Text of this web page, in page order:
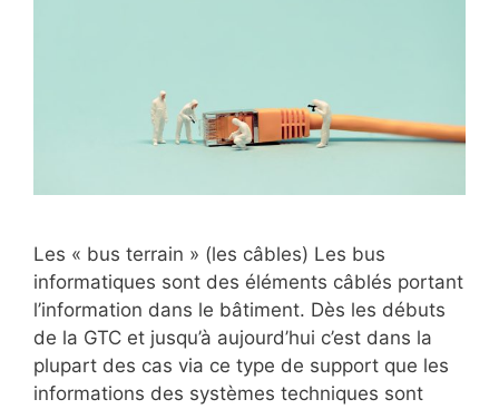
Les « bus terrain » (les câbles) Les bus
informatiques sont des éléments câblés portant
l’information dans le bâtiment. Dès les débuts
de la GTC et jusqu’à aujourd’hui c’est dans la
plupart des cas via ce type de support que les
informations des systèmes techniques sont